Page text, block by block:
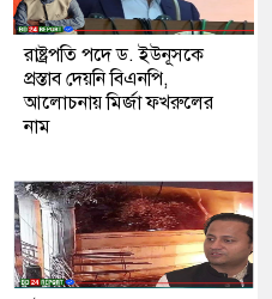
রাষ্ট্রপতি পদে ড. ইউনূসকে
প্রস্তাব দেয়নি বিএনপি,
আলোচনায় মির্জা ফখরুলের
নাম